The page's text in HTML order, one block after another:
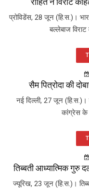
प्रोविडेंस, 28 जून (हि.स.)।
बल्लेबाज विराट
सैम पित्रोदा की
नई दिल्ली, 27 जून
कांग्रेस के
तिब्बती आध्यात्मिक गुरु
ज्यूरिख, 23 जून (हि.स.)।